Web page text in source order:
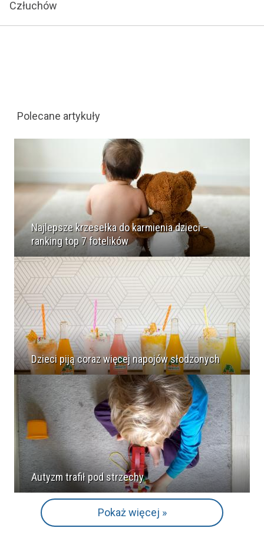
Człuchów
Polecane artykuły
Najlepsze krzesełka do karmienia dzieci –
ranking top 7 fotelików
Dzieci piją coraz więcej napojów słodzonych
Autyzm trafił pod strzechy
Pokaż więcej »